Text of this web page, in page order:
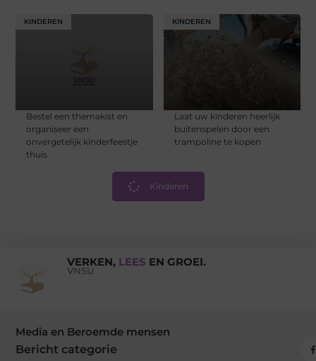
KINDEREN
Bestel een themakist en
organiseer een
onvergetelijk kinderfeestje
thuis
KINDEREN
Laat uw kinderen heerlijk
buitenspelen door een
trampoline te kopen
Kinderen
VERKEN, LEES EN GROEI.
VNSU
Media en Beroemde mensen
Bericht categorie